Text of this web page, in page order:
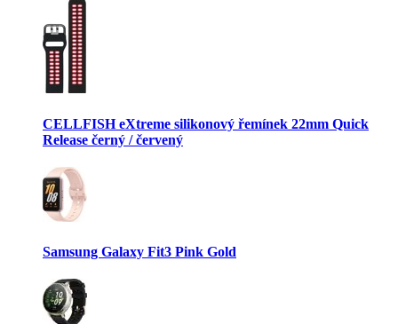
CELLFISH eXtreme silikonový řemínek 22mm Quick
Release černý / červený
Samsung Galaxy Fit3 Pink Gold